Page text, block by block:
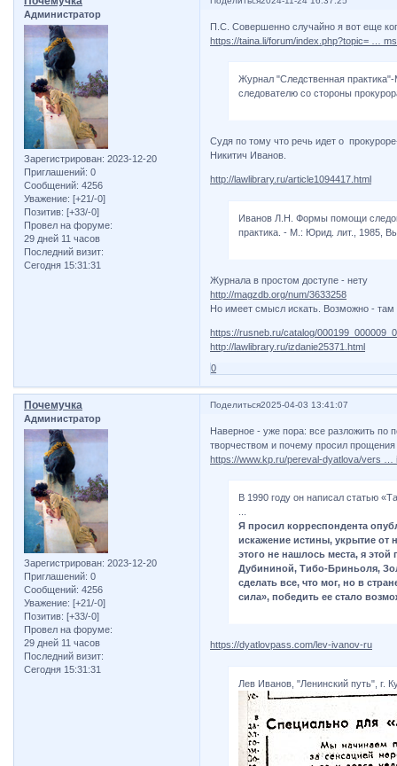
Администратор
Зарегистрирован: 2023-12-20
Приглашений: 0
Сообщений: 4256
Уважение: [+21/-0]
Позитив: [+33/-0]
Провел на форуме:
29 дней 11 часов
Последний визит:
Сегодня 15:31:31
П.С. Совершенно случайно я вот еще
https://taina.li/forum/index.php?topic= …
Журнал "Следственная
следователю со стороны
Судя по тому что речь идет о
Никитич Иванов.
http://lawlibrary.ru/article1094417.html
Иванов Л.Н. Формы помощи
практика. - М.: Юрид. лит., 1985,
Журнала в простом доступе - нету
http://magzdb.org/num/3633258
Но имеет смысл искать. Возможно - там
https://rusneb.ru/catalog/
http://lawlibrary.ru/izdanie25371.html
0
Поделиться2025-04-03 13:41:07
Почемучка
Администратор
Зарегистрирован: 2023-12-20
Приглашений: 0
Сообщений: 4256
Уважение: [+21/-0]
Позитив: [+33/-0]
Провел на форуме:
29 дней 11 часов
Последний визит:
Сегодня 15:31:31
Наверное - уже пора: все разложить по
творчеством и почему просил прощения
https://www.kp.ru/pereval-dyatlova/vers …
В 1990 году он написал статью
Я просил корреспондента
искажение истины, укрытие от
этого не нашлось места, я
Дубининой, Тибо-Бриньоля,
сделать все, что мог, но в
сила», победить ее стало
https://dyatlovpass.com/lev-ivanov-ru
Лев Иванов, "Ленинский путь", г.